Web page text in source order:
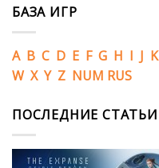
БАЗА ИГР
A B C D E F G H I J K
W X Y Z NUM RUS
ПОСЛЕДНИЕ СТАТЬИ